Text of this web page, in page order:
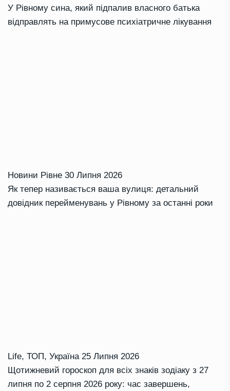
У Рівному сина, який підпалив власного батька
відправлять на примусове психіатричне лікування
Новини Рівне 30 Липня 2026
Як тепер називається ваша вулиця: детальний
довідник перейменувань у Рівному за останні роки
Life, ТОП, Україна 25 Липня 2026
Щотижневий гороскоп для всіх знаків зодіаку з 27
липня по 2 серпня 2026 року: час завершень,